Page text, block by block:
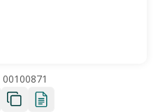
00100871